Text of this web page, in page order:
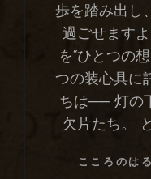
歩を踏み出し
過ごせます
を“ひとつの
つの装心具に
ちは── 灯の
欠片たち。
こころのは